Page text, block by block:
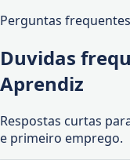
Perguntas frequentes
Duvidas
Aprendiz
Respostas curtas
e primeiro emprego.